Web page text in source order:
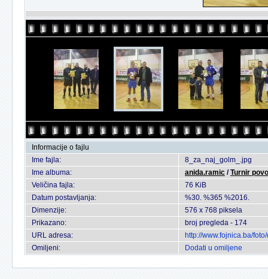
Informacije o fajlu
Ime fajla:
8_za_naj_golm_.jpg
Ime albuma:
anida.ramic /Turnir
Veličina fajla:
76 KiB
Datum postavljanja:
%30. %365 %2016.
Dimenzije:
576 x 768 piksela
Prikazano:
broj pregleda - 174
URL adresa:
http://www.fojnica.ba/
Omiljeni:
Dodati u omiljene